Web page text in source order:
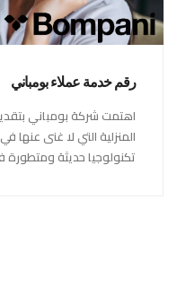
رقم خدمة عملاء بومباني
اهتمت شركة بومباني
المنزلية التي لا غنى عنها
تكنولوجيا حديثة ومتطورة